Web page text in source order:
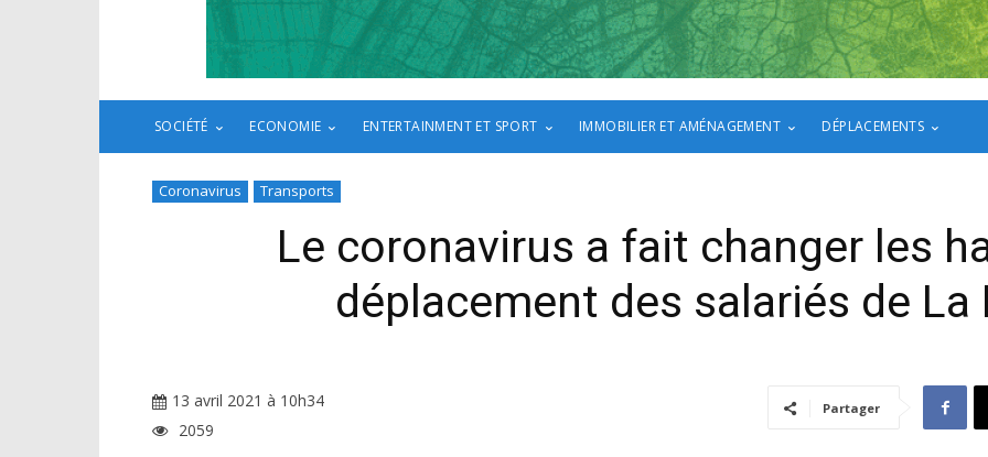
SOCIÉTÉ ECONOMIE ENTERTAINMENT ET SPORT IMMOBILIER ET AMÉNAGEMENT DÉPLACEMENTS
Coronavirus Transports
Le coronavirus a fait changer les
déplacement des salariés de La
13 avril 2021 à 10h34
2059
Partager